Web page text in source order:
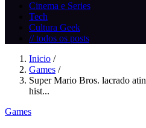
Cinema e Series
Tech
Cultura Geek
// todos os posts
Inicio /
Games /
Super Mario Bros. lacrado
hist...
Games